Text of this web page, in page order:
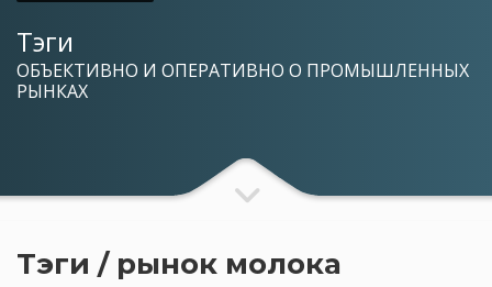
Тэги
ОБЪЕКТИВНО И ОПЕРАТИВНО О ПРОМЫШЛЕННЫХ
РЫНКАХ
Тэги / рынок молока